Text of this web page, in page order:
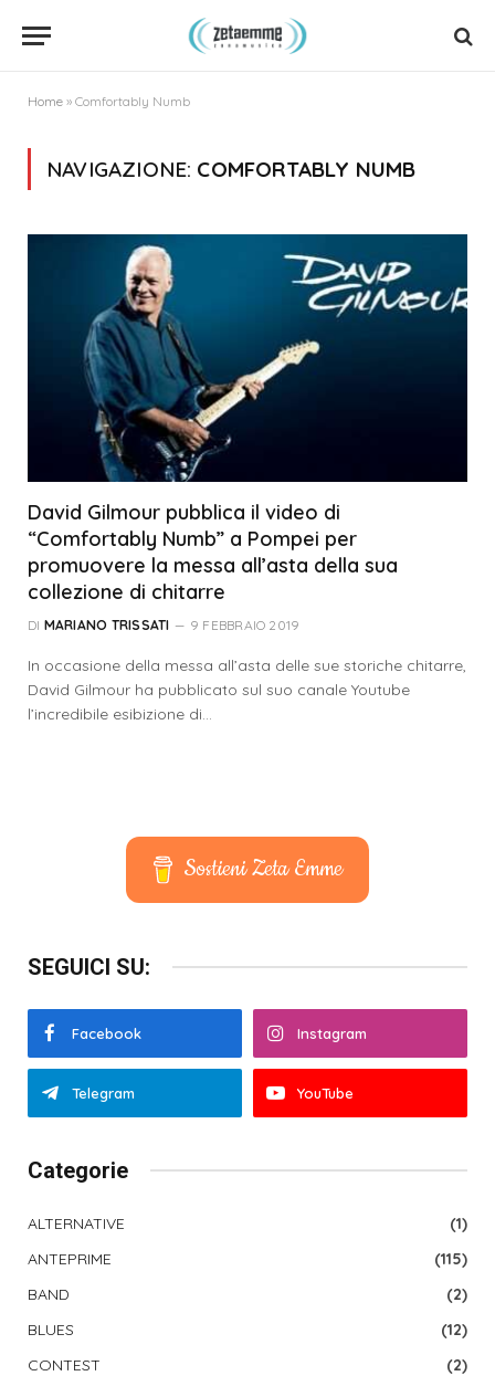
Home » Comfortably Numb
NAVIGAZIONE: COMFORTABLY NUMB
David Gilmour pubblica il video di
“Comfortably Numb” a Pompei per
promuovere la messa all’asta della sua
collezione di chitarre
DI MARIANO TRISSATI 9 FEBBRAIO 2019
In occasione della messa all’asta delle sue storiche chitarre,
David Gilmour ha pubblicato sul suo canale Youtube
l’incredibile esibizione di…
Sostieni Zeta Emme
SEGUICI SU:
Facebook Instagram
Telegram YouTube
Categorie
ALTERNATIVE
(1)
ANTEPRIME
(115)
BAND
(2)
BLUES
(12)
CONTEST
(2)